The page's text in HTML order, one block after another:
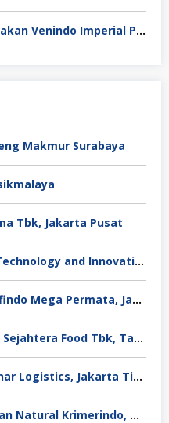
Staff Finishing Percetakan Venindo Imperial Perkasa Bandung Kota
Makmur Surabaya
Tbk, Jakarta Pusat
Satpam PT Paragon Technology and Innovation Jakarta
Legal Manager PT Yafindo Mega Permata, Jakarta Barat
Security PT Tiga Pilar Sejahtera Food Tbk, Tangerang
Legal Officer PT Puninar Logistics, Jakarta Timur
Legal Officer PT Lautan Natural Krimerindo, Mojokerto